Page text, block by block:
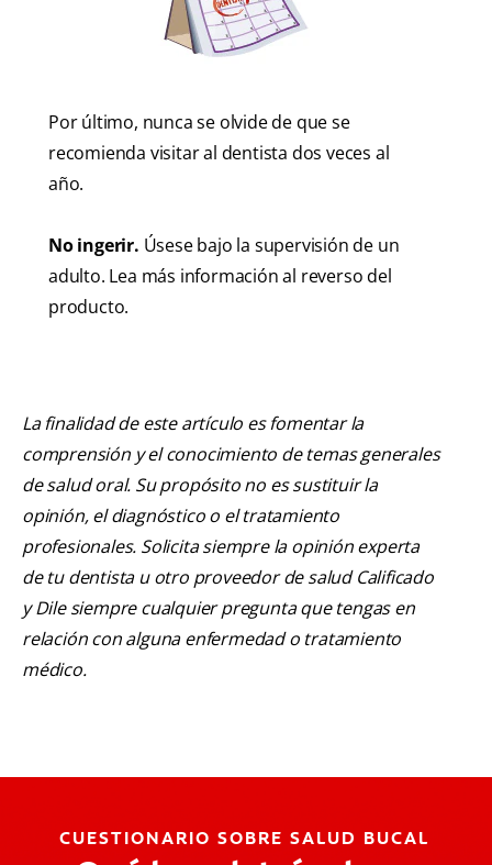
Por último, nunca se olvide de que se
recomienda visitar al dentista dos veces al
año.
No ingerir. Úsese bajo la supervisión de un
adulto. Lea más información al reverso del
producto.
La finalidad de este artículo es fomentar la
comprensión y el conocimiento de temas generales
de salud oral. Su propósito no es sustituir la
opinión, el diagnóstico o el tratamiento
profesionales. Solicita siempre la opinión experta
de tu dentista u otro proveedor de salud Calificado
y Dile siempre cualquier pregunta que tengas en
relación con alguna enfermedad o tratamiento
médico.
CUESTIONARIO SOBRE SALUD BUCAL